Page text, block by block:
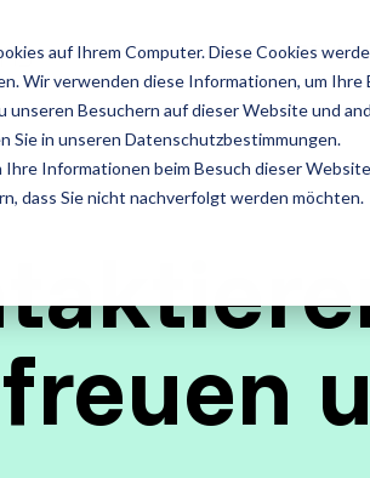
auf Ihrem Computer. Diese Cookies
Wir verwenden diese Informationen, um
unseren Besuchern auf dieser Website und
Sie in unseren Datenschutzbestimmungen.
Ihre Informationen beim Besuch dieser
dass Sie nicht nachverfolgt werden möchten.
Leistungen
Penetration
Test Factory
IREB Certified Professional
for Requirements
Engineering